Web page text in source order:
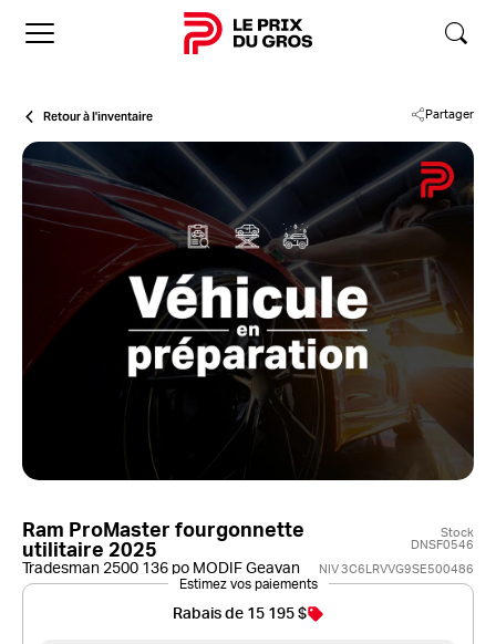
Accueil
Retour à l'inventaire Partager
Ram ProMaster fourgonnette
utilitaire 2025
Stock
DNSF0546
Tradesman 2500 136 po MODIF Geavan NIV 3C6LRVVG9SE500486
Estimez vos paiements
Rabais de 15 195 $